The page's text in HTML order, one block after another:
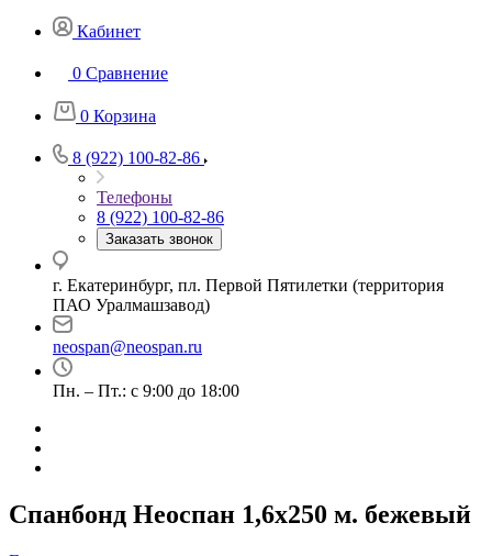
Кабинет
0 Сравнение
0 Корзина
8 (922) 100-82-86
Телефоны
8 (922) 100-82-86
Заказать звонок
г. Екатеринбург, пл. Первой Пятилетки (территория
ПАО Уралмашзавод)
neospan@neospan.ru
Пн. – Пт.: с 9:00 до 18:00
Спанбонд Неоспан 1,6х250 м. бежевый